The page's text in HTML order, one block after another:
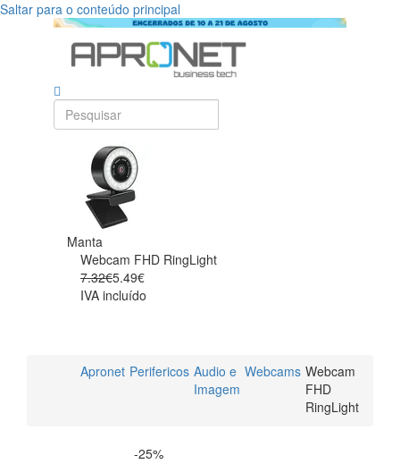
Saltar para o conteúdo principal
Manta
Webcam FHD RingLight
7.32€5.49€
IVA incluído
Apronet Perifericos Audio e
Imagem
Webcams Webcam
FHD
RingLight
-25%